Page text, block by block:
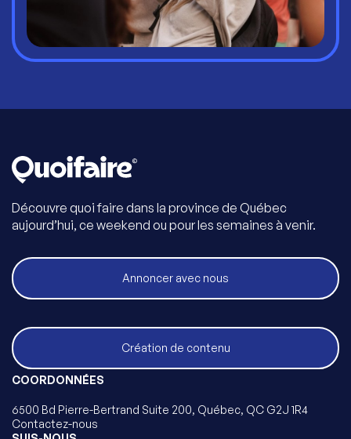
Découvre quoi faire dans la province de Québec
aujourd’hui, ce weekend ou pour les semaines à venir.
Annoncer avec nous
Création de contenu
COORDONNÉES
6500 Bd Pierre-Bertrand Suite 200, Québec, QC G2J 1R4
Contactez-nous